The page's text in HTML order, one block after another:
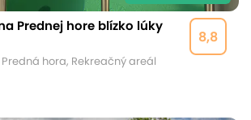
8,8
Prednej hore blízko lúky
hora, Rekreačný areál